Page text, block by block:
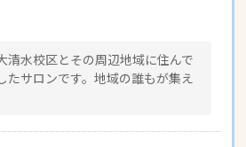
清水校区とその周辺地域に住んで
たサロンです。地域の誰もが集え